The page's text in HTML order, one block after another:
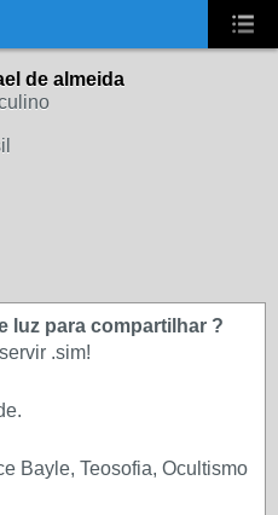
de almeida
luz para compartilhar ?
.sim!
Bayle, Teosofia, Ocultismo